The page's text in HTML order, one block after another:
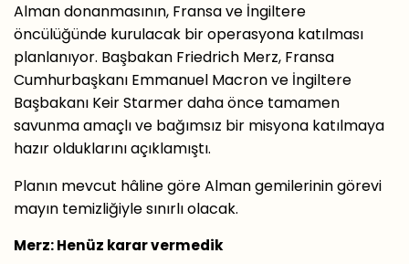
Alman donanmasının, Fransa ve İngiltere
öncülüğünde kurulacak bir operasyona katılması
planlanıyor. Başbakan Friedrich Merz, Fransa
Cumhurbaşkanı Emmanuel Macron ve İngiltere
Başbakanı Keir Starmer daha önce tamamen
savunma amaçlı ve bağımsız bir misyona katılmaya
hazır olduklarını açıklamıştı.
Planın mevcut hâline göre Alman gemilerinin görevi
mayın temizliğiyle sınırlı olacak.
Merz: Henüz karar vermedik